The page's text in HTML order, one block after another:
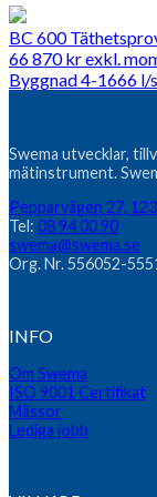
BC 600
66 870krexkl.
Byggnad 4-1666 l/s
Swema utvecklar,
mätinstrument.
Pepparvägen 27,
Tel: 08 94 00 90
swema@swema.se
Org. Nr. 556052-
INFO
Om Swema
ISO 9001 Certifikat
Mässor
Lediga jobb